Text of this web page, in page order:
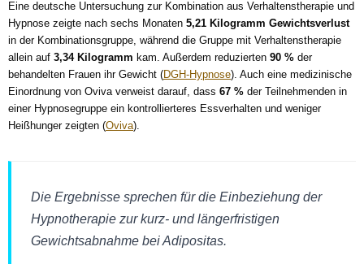
Eine deutsche Untersuchung zur Kombination aus Verhaltenstherapie und
Hypnose zeigte nach sechs Monaten 5,21 Kilogramm Gewichtsverlust
in der Kombinationsgruppe, während die Gruppe mit Verhaltenstherapie
allein auf 3,34 Kilogramm kam. Außerdem reduzierten 90 % der
behandelten Frauen ihr Gewicht (DGH-Hypnose). Auch eine medizinische
Einordnung von Oviva verweist darauf, dass 67 % der Teilnehmenden in
einer Hypnosegruppe ein kontrollierteres Essverhalten und weniger
Heißhunger zeigten (Oviva).
Die Ergebnisse sprechen für die Einbeziehung der
Hypnotherapie zur kurz- und längerfristigen
Gewichtsabnahme bei Adipositas.